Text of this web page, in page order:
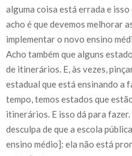
alguma coisa está errada e isso
acho é que devemos melhorar
implementar o novo ensino
Acho também que alguns
de itinerários. E, às vezes,
estadual que está ensinando a
tempo, temos estados que
itinerários. E isso dá para
desculpa de que a escola
ensino médio]: ela não está